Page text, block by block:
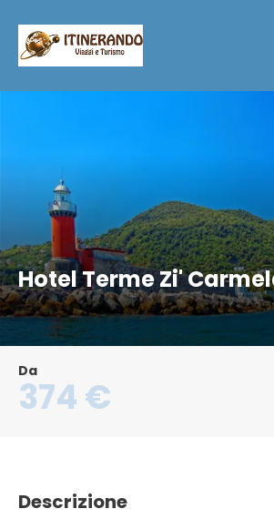
Hotel Terme Zi'
Da
374 €
Descrizione